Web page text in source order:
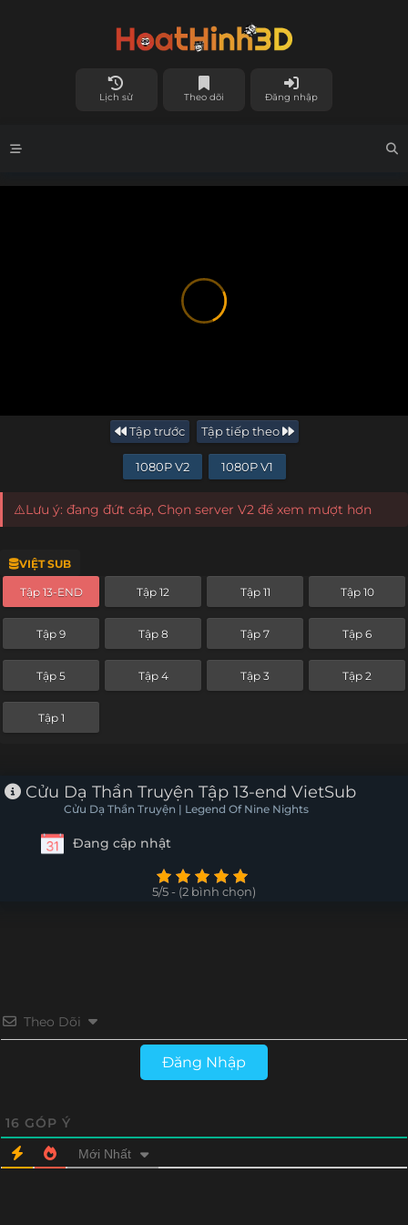
Lịch sử Theo dõi Đăng nhập
Tập trước Tập tiếp theo
1080P V2 1080P V1
⚠️Lưu ý: đang đứt cáp, Chọn server V2 để xem mượt hơn
VIỆT SUB
Tập 13-END Tập 12 Tập 11 Tập 10
Tập 9 Tập 8 Tập 7 Tập 6
Tập 5 Tập 4 Tập 3 Tập 2
Tập 1
Cửu Dạ Thần Truyện Tập 13-end VietSub
Cửu Dạ Thần Truyện | Legend Of Nine Nights
Đang cập nhật
5/5 - (2 bình chọn)
Theo Dõi
Đăng Nhập
16 GÓP Ý
Mới Nhất